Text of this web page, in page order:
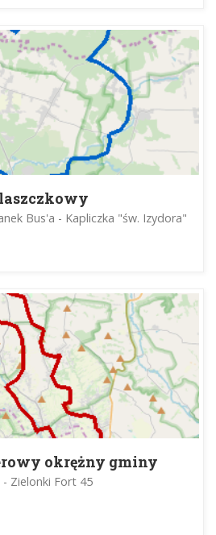
Bus'a - Kapliczka "św. Izydora"
okrężny gminy
Zielonki Fort 45